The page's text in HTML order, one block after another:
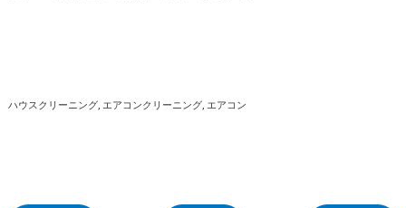
ハウスクリーニング エアコンクリーニング エアコン